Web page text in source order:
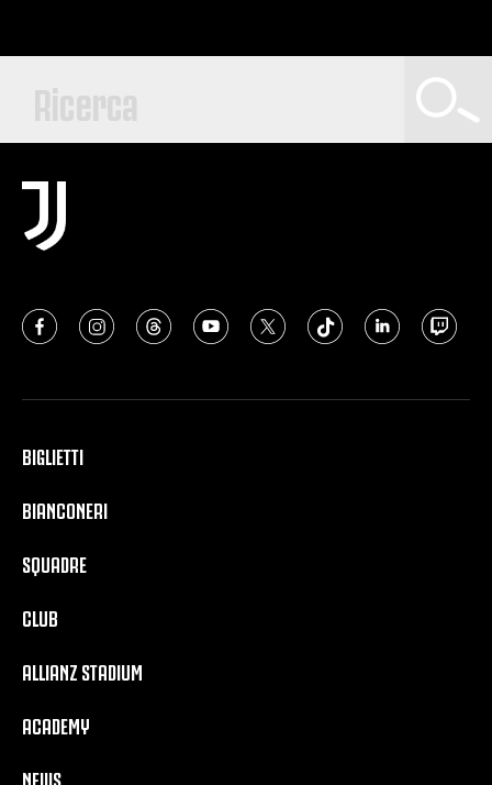
BIGLIETTI
BIANCONERI
SQUADRE
CLUB
ALLIANZ STADIUM
ACADEMY
NEWS